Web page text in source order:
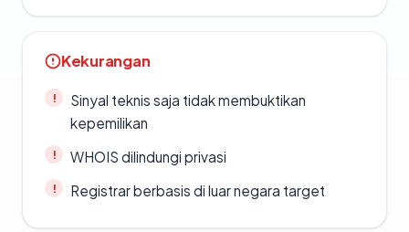
Kekurangan
Sinyal teknis saja tidak membuktikan
kepemilikan
WHOIS dilindungi privasi
Registrar berbasis di luar negara target